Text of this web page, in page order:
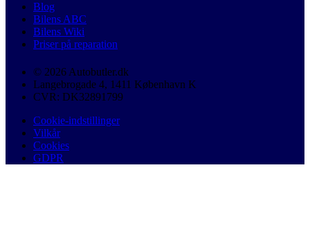
Blog
Bilens ABC
Bilens Wiki
Priser på reparation
© 2026 Autobutler.dk
Langebrogade 4, 1411 København K
CVR: DK32891799
Cookie-indstillinger
Vilkår
Cookies
GDPR